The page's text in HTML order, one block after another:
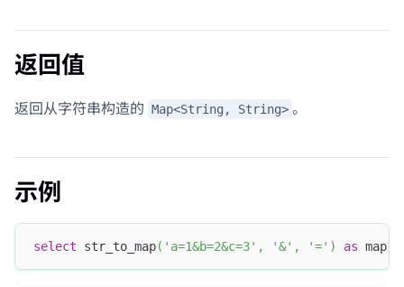
返回值
返回从字符串构造的 Map<String, String> 。
示例
select str_to_map( 'a=1&b=2&c=3' , '&' , '=' ) as map1